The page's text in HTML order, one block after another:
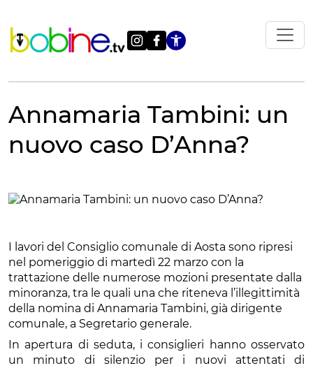
contenuto
Apri le
Annamaria Tambini: un
nuovo caso D’Anna?
I lavori del Consiglio comunale di Aosta sono ripresi
nel pomeriggio di martedì 22 marzo con la
trattazione delle numerose mozioni presentate dalla
minoranza, tra le quali una che riteneva l’illegittimità
della nomina di Annamaria Tambini, già dirigente
comunale, a Segretario generale.
In apertura di seduta, i consiglieri hanno osservato
un minuto di silenzio per i nuovi attentati di